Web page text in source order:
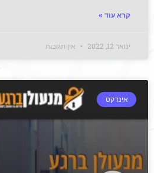
קרא עוד »
ינואר 12, 2022 אין תגובות
אינדקס